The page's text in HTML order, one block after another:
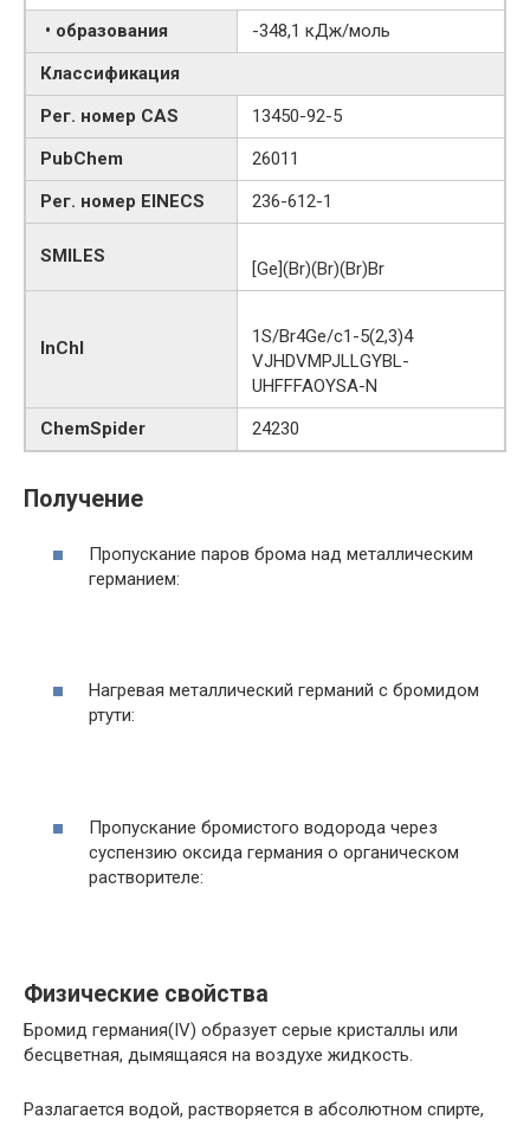
• образования
-348,1 кДж/моль
Классификация
Рег. номер CAS
13450-92-5
PubChem
26011
Рег. номер EINECS
236-612-1
SMILES
[Ge](Br)(Br)(Br)Br
InChI
1S/Br4Ge/c1-5(2,3)4
VJHDVMPJLLGYBL-
UHFFFAOYSA-N
ChemSpider
24230
Получение
Пропускание паров брома над металлическим
германием:
Нагревая металлический германий с бромидом
ртути:
Пропускание бромистого водорода через
суспензию оксида германия о органическом
растворителе:
Физические свойства
Бромид германия(IV) образует серые кристаллы или
бесцветная, дымящаяся на воздухе жидкость.
Разлагается водой, растворяется в абсолютном спирте,